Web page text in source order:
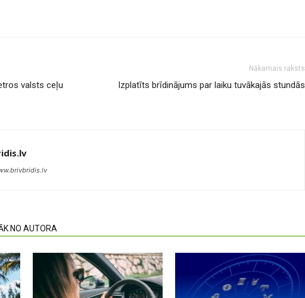
valsts ceļu
Nākamais raksts
Izplatīts brīdinājums par laiku tuvākajās stundās
NO AUTORA